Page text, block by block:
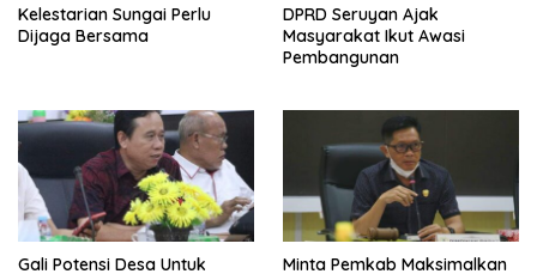
Kelestarian Sungai Perlu
Dijaga Bersama
DPRD Seruyan Ajak
Masyarakat Ikut Awasi
Pembangunan
Gali Potensi Desa Untuk
Minta Pemkab Maksimalkan